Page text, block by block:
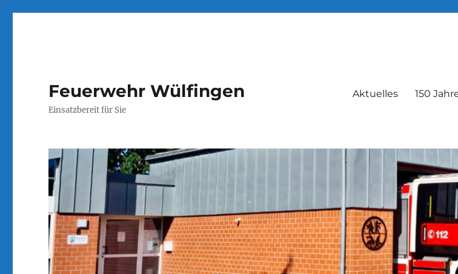
Feuerwehr Wülfingen
Einsatzbereit für Sie
Aktuelles 150